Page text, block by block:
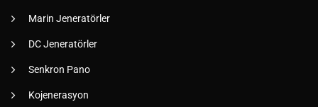
Marin Jeneratörler
DC Jeneratörler
Senkron Pano
Kojenerasyon